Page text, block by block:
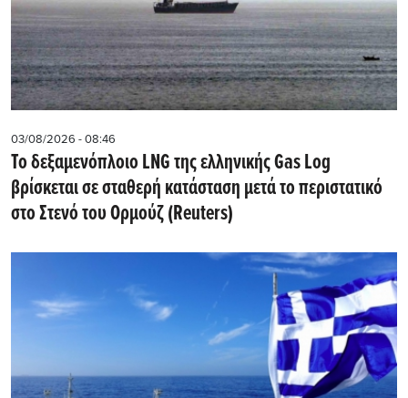
03/08/2026 - 08:46
Το δεξαμενόπλοιο LNG της ελληνικής Gas Log
βρίσκεται σε σταθερή κατάσταση μετά το περιστατικό
στο Στενό του Ορμούζ (Reuters)